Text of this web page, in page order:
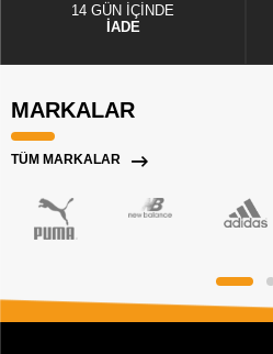
14 GÜN İÇİNDE
İADE
MARKALAR
TÜM MARKALAR